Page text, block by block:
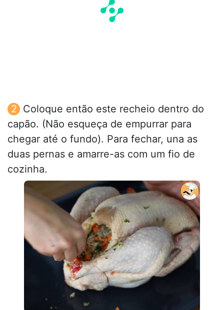
Coloque então este recheio dentro do
capão. (Não esqueça de empurrar para
chegar até o fundo). Para fechar, una as
duas pernas e amarre-as com um fio de
cozinha.